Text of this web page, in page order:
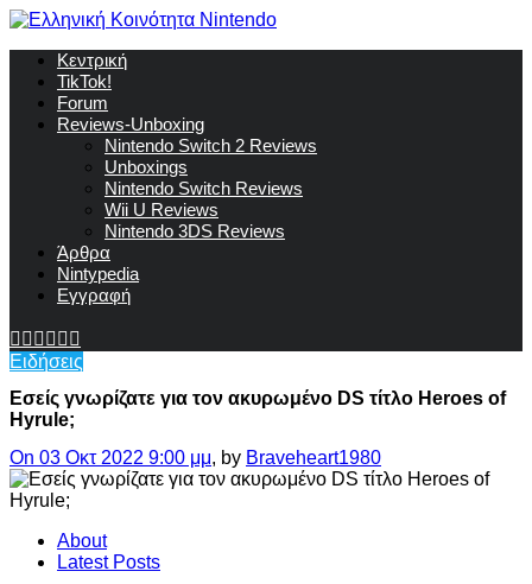
Κεντρική
TikTok!
Forum
Reviews-Unboxing
Nintendo Switch 2 Reviews
Unboxings
Nintendo Switch Reviews
Wii U Reviews
Nintendo 3DS Reviews
Άρθρα
Nintypedia
Εγγραφή
Ειδήσεις
Εσείς γνωρίζατε για τον ακυρωμένο DS τίτλο Heroes of
Hyrule;
On 03 Οκτ 2022 9:00 μμ, by Braveheart1980
About
Latest Posts